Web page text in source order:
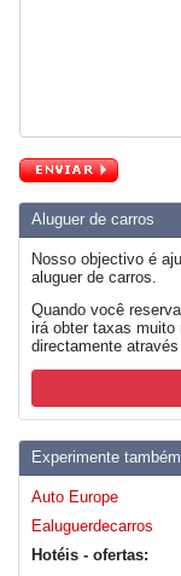
Aluguer de carros
Nosso objectivo é
aluguer de carros.
Quando você
irá obter taxas muito
directamente
Experimente também
Auto Europe
Ealuguerdecarros
Hotéis - ofertas: